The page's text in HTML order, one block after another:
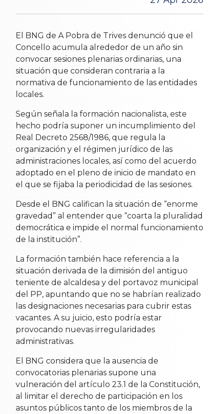
El BNG de A Pobra de Trives denunció que el
Concello acumula alrededor de un año sin
convocar sesiones plenarias ordinarias, una
situación que consideran contraria a la
normativa de funcionamiento de las entidades
locales.
Según señala la formación nacionalista, este
hecho podría suponer un incumplimiento del
Real Decreto 2568/1986, que regula la
organización y el régimen jurídico de las
administraciones locales, así como del acuerdo
adoptado en el pleno de inicio de mandato en
el que se fijaba la periodicidad de las sesiones.
Desde el BNG califican la situación de “enorme
gravedad” al entender que “coarta la pluralidad
democrática e impide el normal funcionamiento
de la institución”.
La formación también hace referencia a la
situación derivada de la dimisión del antiguo
teniente de alcaldesa y del portavoz municipal
del PP, apuntando que no se habrían realizado
las designaciones necesarias para cubrir estas
vacantes. A su juicio, esto podría estar
provocando nuevas irregularidades
administrativas.
El BNG considera que la ausencia de
convocatorias plenarias supone una
vulneración del artículo 23.1 de la Constitución,
al limitar el derecho de participación en los
asuntos públicos tanto de los miembros de la